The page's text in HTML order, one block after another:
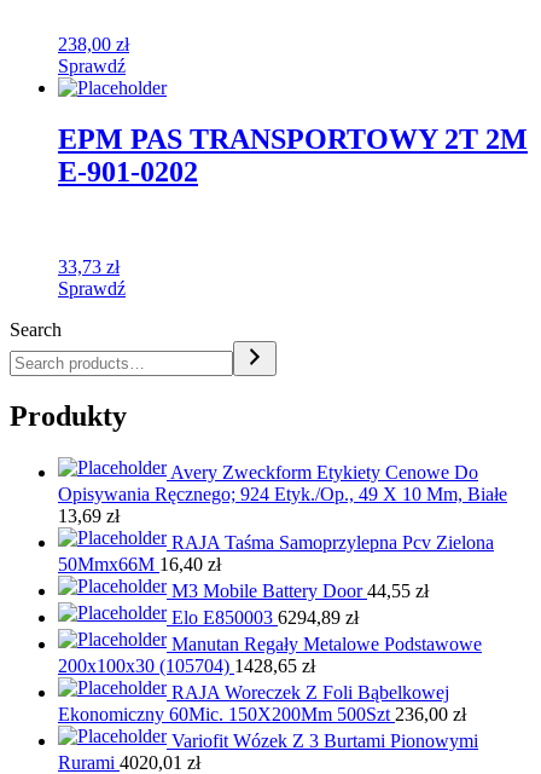
238,00 zł
Sprawdź
EPM PAS TRANSPORTOWY 2T 2M
E-901-0202
33,73 zł
Sprawdź
Search
Produkty
Avery Zweckform Etykiety Cenowe Do
Opisywania Ręcznego; 924 Etyk./Op., 49 X 10 Mm, Białe
13,69 zł
RAJA Taśma Samoprzylepna Pcv Zielona
50Mmx66M 16,40 zł
M3 Mobile Battery Door 44,55 zł
Elo E850003 6294,89 zł
Manutan Regały Metalowe Podstawowe
200x100x30 (105704) 1428,65 zł
RAJA Woreczek Z Foli Bąbelkowej
Ekonomiczny 60Mic. 150X200Mm 500Szt 236,00 zł
Variofit Wózek Z 3 Burtami Pionowymi
Rurami 4020,01 zł